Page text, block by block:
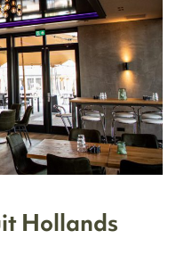
Hollands